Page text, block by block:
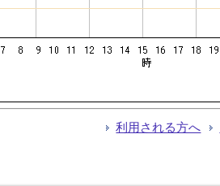
利用される方へ